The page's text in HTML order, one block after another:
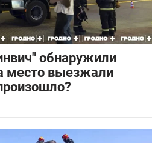
обнаружили
место выезжали